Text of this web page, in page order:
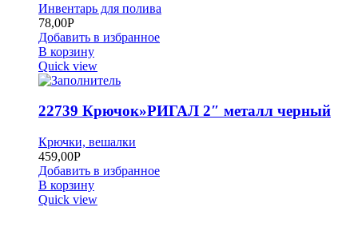
Инвентарь для полива
78,00Р
Добавить в избранное
В корзину
Quick view
22739 Крючок»РИГАЛ 2″ металл черный
Крючки, вешалки
459,00Р
Добавить в избранное
В корзину
Quick view